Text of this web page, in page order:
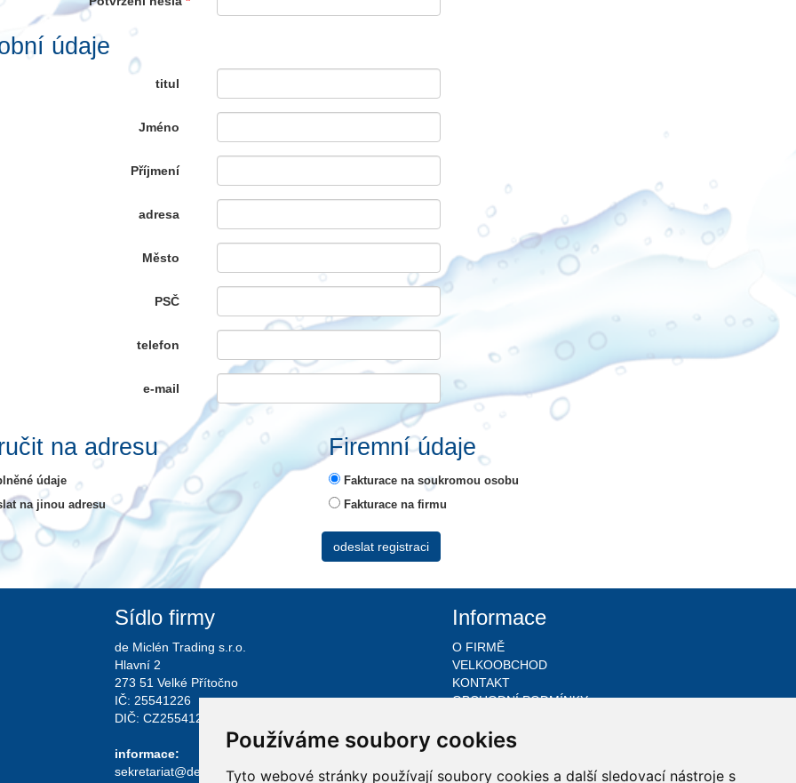
Používáme soubory cookies
Tyto webové stránky používají soubory cookies a další sledovací nástroje s
údaje
titul
Jméno
Příjmení
adresa
Město
PSČ
telefon
e-mail
na adresu
údaje
na jinou adresu
Firemní údaje
Fakturace na soukromou osobu
Fakturace na firmu
Sídlo firmy
de Miclén Trading s.r.o.
Hlavní 2
273 51 Velké Přítočno
IČ: 25541226
DIČ: CZ25541226
informace:
sekretariat@demiclen.cz
Informace
O FIRMĚ
VELKOOBCHOD
KONTAKT
OBCHODNÍ PODMÍNKY
datové listy složek